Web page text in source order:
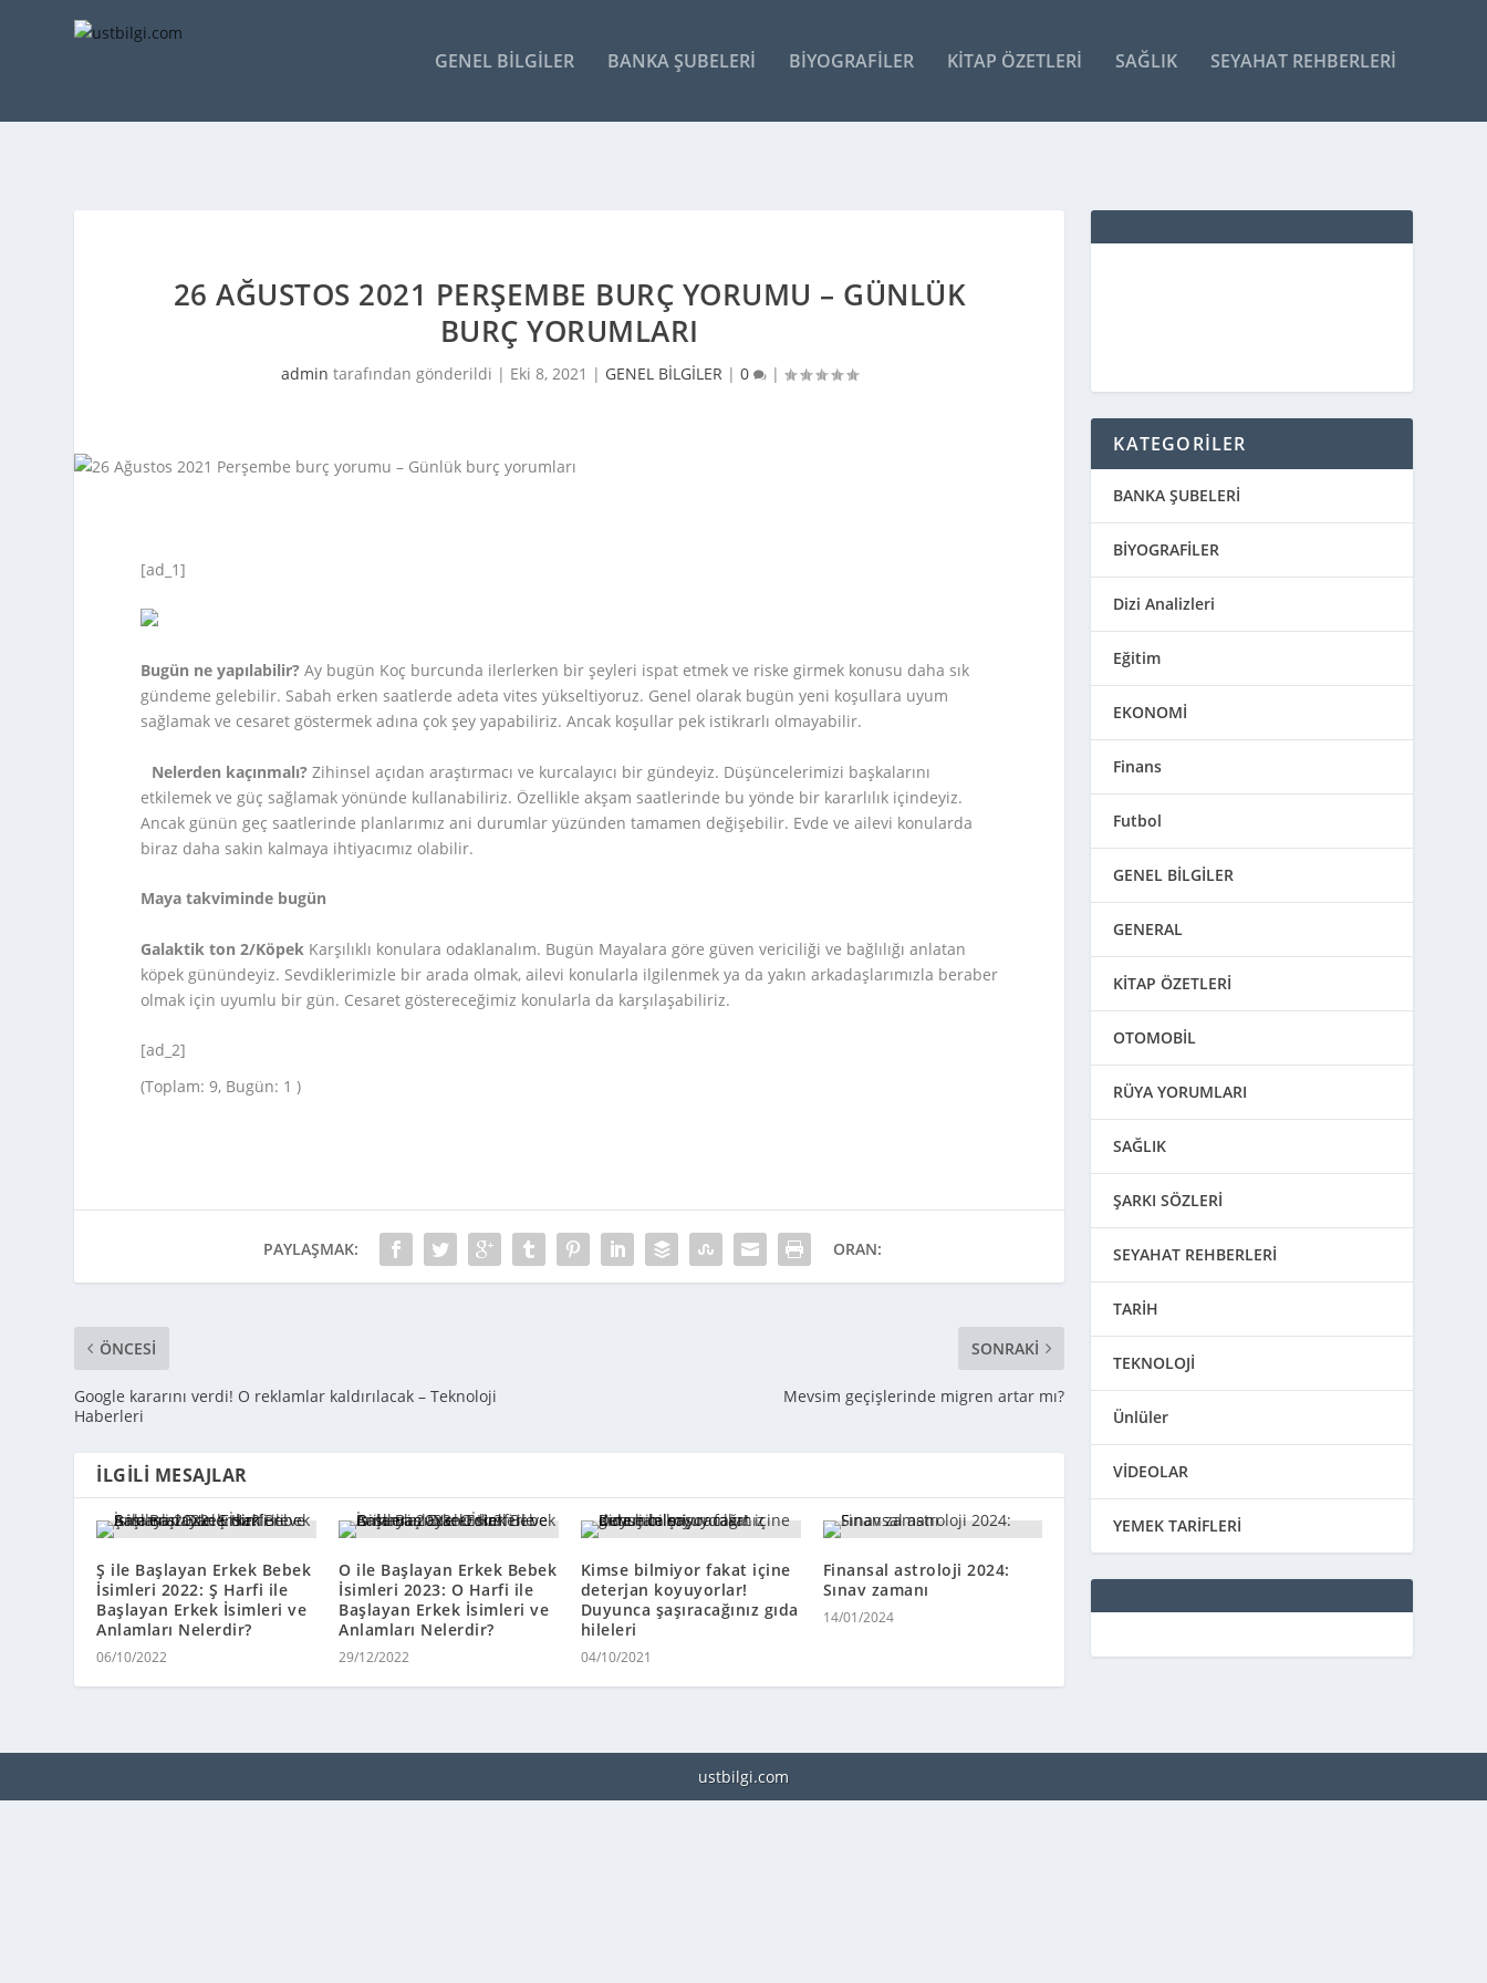
GENEL BILGILER BANKA ŞUBELERI BIYOGRAFILER KITAP ÖZETLERI SAĞLIK SEYAHAT REHBERLERI
26 AĞUSTOS 2021 PERŞEMBE BURÇ YORUMU – GÜNLÜK
BURÇ YORUMLARI
admin tarafından gönderildi | Eki 8, 2021 | GENEL BİLGİLER |0 |
[ad_1]
Bugün ne yapılabilir? Ay bugün Koç burcunda ilerlerken bir şeyleri ispat etmek ve riske girmek konusu daha sık
gündeme gelebilir. Sabah erken saatlerde adeta vites yükseltiyoruz. Genel olarak bugün yeni koşullara uyum
sağlamak ve cesaret göstermek adına çok şey yapabiliriz. Ancak koşullar pek istikrarlı olmayabilir.
Nelerden kaçınmalı? Zihinsel açıdan araştırmacı ve kurcalayıcı bir gündeyiz. Düşüncelerimizi başkalarını
etkilemek ve güç sağlamak yönünde kullanabiliriz. Özellikle akşam saatlerinde bu yönde bir kararlılık içindeyiz.
Ancak günün geç saatlerinde planlarımız ani durumlar yüzünden tamamen değişebilir. Evde ve ailevi konularda
biraz daha sakin kalmaya ihtiyacımız olabilir.
Maya takviminde bugün
Galaktik ton 2/Köpek Karşılıklı konulara odaklanalım. Bugün Mayalara göre güven vericiliği ve bağlılığı anlatan
köpek günündeyiz. Sevdiklerimizle bir arada olmak, ailevi konularla ilgilenmek ya da yakın arkadaşlarımızla beraber
olmak için uyumlu bir gün. Cesaret göstereceğimiz konularla da karşılaşabiliriz.
[ad_2]
(Toplam: 9, Bugün: 1 )
PAYLAŞMAK: ORAN:
ÖNCESI
Google kararını verdi! O reklamlar kaldırılacak – Teknoloji
Haberleri
SONRAKI
Mevsim geçişlerinde migren artar mı?
İLGILI MESAJLAR
Ş ile Başlayan Erkek Bebek
İsimleri 2022: Ş Harfi ile
Başlayan Erkek İsimleri ve
Anlamları Nelerdir?
06/10/2022
O ile Başlayan Erkek Bebek
İsimleri 2023: O Harfi ile
Başlayan Erkek İsimleri ve
Anlamları Nelerdir?
29/12/2022
Kimse bilmiyor fakat içine
deterjan koyuyorlar!
Duyunca şaşıracağınız gıda
hileleri
04/10/2021
Finansal astroloji 2024:
Sınav zamanı
14/01/2024
KATEGORİLER
BANKA ŞUBELERİ
BİYOGRAFİLER
Dizi Analizleri
Eğitim
EKONOMİ
Finans
Futbol
GENEL BİLGİLER
GENERAL
KİTAP ÖZETLERİ
OTOMOBİL
RÜYA YORUMLARI
SAĞLIK
ŞARKI SÖZLERİ
SEYAHAT REHBERLERİ
TARİH
TEKNOLOJİ
Ünlüler
VİDEOLAR
YEMEK TARİFLERİ
ustbilgi.com